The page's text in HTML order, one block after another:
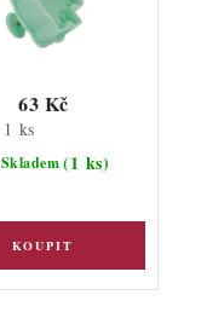
Skladem(1 ks)
63 Kč
ks